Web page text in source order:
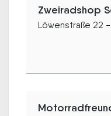
Zweiradshop
Löwenstraße 22